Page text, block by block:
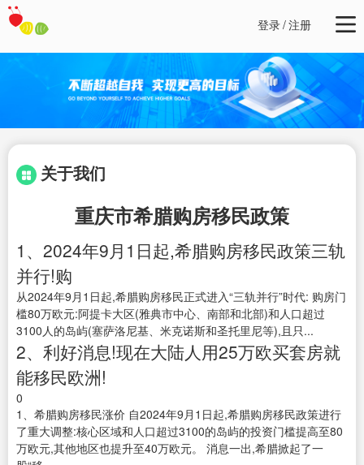
登录/注册
关于我们
重庆市希腊购房移民政策
1、2024年9月1日起,希腊购房移民政策三轨
并行!购
从2024年9月1日起,希腊购房移民正式进入“三轨并行”时代: 购房门
槛80万欧元:阿提卡大区(雅典市中心、南部和北部)和人口超过
3100人的岛屿(塞萨洛尼基、米克诺斯和圣托里尼等),且只...
2、利好消息!现在大陆人用25万欧买套房就
能移民欧洲!
0
1、希腊购房移民涨价 自2024年9月1日起,希腊购房移民政策进行
了重大调整:核心区域和人口超过3100的岛屿的投资门槛提高至80
万欧元,其他地区也提升至40万欧元。 消息一出,希腊掀起了一